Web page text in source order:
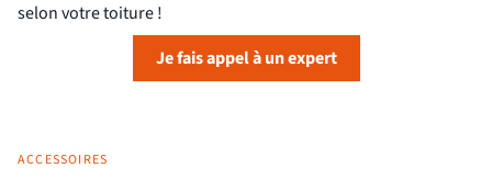
selon votre toiture !
Je fais appel à un expert
ACCESSOIRES